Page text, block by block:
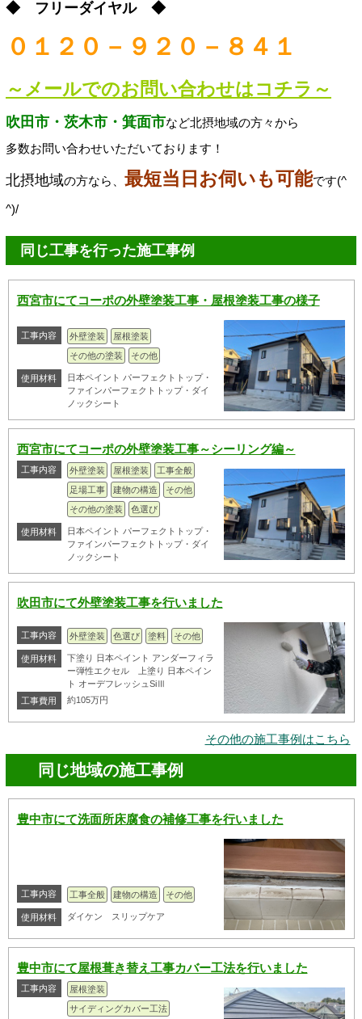
◆ フリーダイヤル ◆
０１２０－９２０－８４１
～メールでのお問い合わせはコチラ～
吹田市・茨木市・箕面市など北摂地域の方々から
多数お問い合わせいただいております！
北摂地域の方なら、 最短当日お伺いも可能です(^
^)/
同じ工事を行った施工事例
西宮市にてコーポの外壁塗装工事・屋根塗装工事の様子
工事内容 外壁塗装
屋根塗装
その他の塗装
その他
使用材料
日本ペイント パーフェクトトップ・
ファインパーフェクトトップ・ダイ
ノックシート
西宮市にてコーポの外壁塗装工事～シーリング編～
工事内容 外壁塗装 屋根塗装
工事全般
足場工事
建物の構造
その他
その他の塗装
色選び
使用材料
日本ペイント パーフェクトトップ・
ファインパーフェクトトップ・ダイ
ノックシート
吹田市にて外壁塗装工事を行いました
工事内容 外壁塗装 色選び 塗料 その他
使用材料
下塗り 日本ペイント アンダーフィラ
ー弾性エクセル 上塗り 日本ペイン
ト オーデフレッシュSiⅢ
工事費用
約105万円
その他の施工事例はこちら
同じ地域の施工事例
豊中市にて洗面所床腐食の補修工事を行いました
工事内容 工事全般 建物の構造 その他
使用材料 ダイケン スリップケア
豊中市にて屋根葺き替え工事カバー工法を行いました
工事内容
屋根塗装
サイディングカバー工法